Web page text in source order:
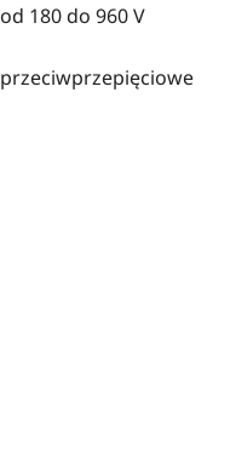
180 do 960 V